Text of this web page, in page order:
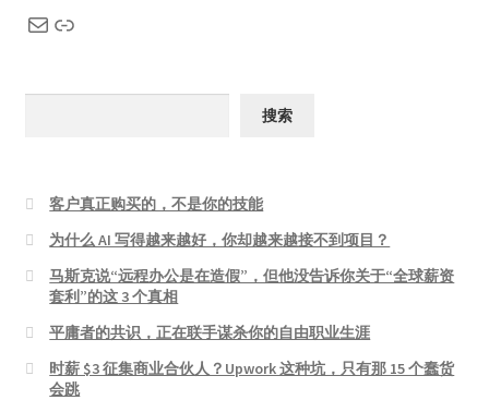
搜索
客户真正购买的，不是你的技能
为什么 AI 写得越来越好，你却越来越接不到项目？
马斯克说“远程办公是在造假”，但他没告诉你关于“全球薪资
套利”的这 3 个真相
平庸者的共识，正在联手谋杀你的自由职业生涯
时薪 $3 征集商业合伙人？Upwork 这种坑，只有那 15 个蠢货
会跳